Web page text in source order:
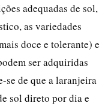
adequadas de sol,
as variedades
doce e tolerante) e
ser adquiridas
se de que a laranjeira
sol direto por dia e